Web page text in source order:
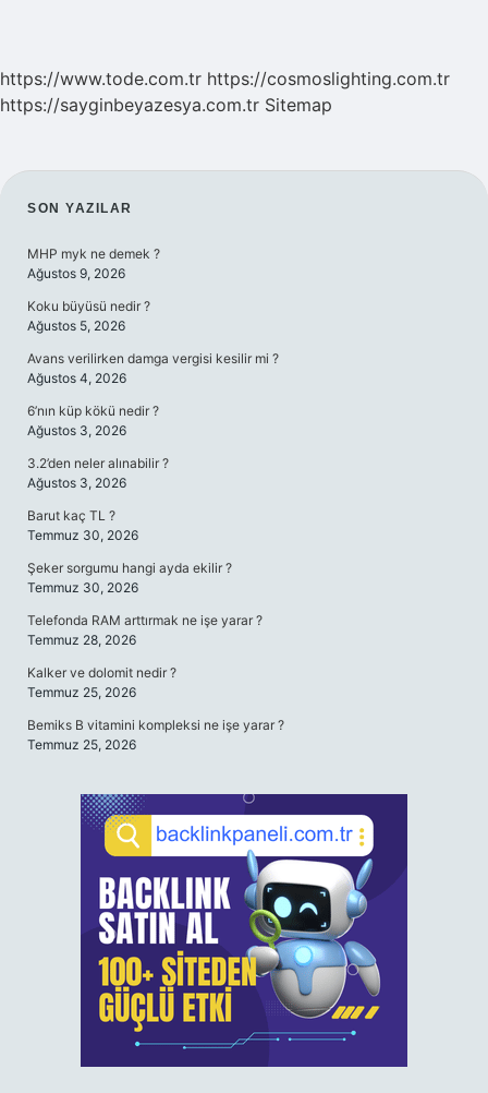
https://www.tode.com.tr https://cosmoslighting.com.tr
https://sayginbeyazesya.com.tr Sitemap
SIDEBAR
SON YAZILAR
MHP myk ne demek ?
Ağustos 9, 2026
Koku büyüsü nedir ?
Ağustos 5, 2026
Avans verilirken damga vergisi kesilir mi ?
Ağustos 4, 2026
6’nın küp kökü nedir ?
Ağustos 3, 2026
3.2’den neler alınabilir ?
Ağustos 3, 2026
Barut kaç TL ?
Temmuz 30, 2026
Şeker sorgumu hangi ayda ekilir ?
Temmuz 30, 2026
Telefonda RAM arttırmak ne işe yarar ?
Temmuz 28, 2026
Kalker ve dolomit nedir ?
Temmuz 25, 2026
Bemiks B vitamini kompleksi ne işe yarar ?
Temmuz 25, 2026